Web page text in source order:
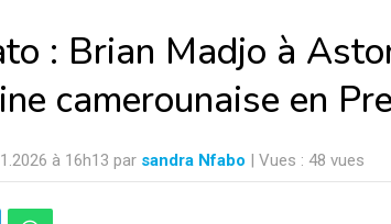
: Brian Madjo à
camerounaise en
à 16h13 par sandra Nfabo | Vues : 48 vues